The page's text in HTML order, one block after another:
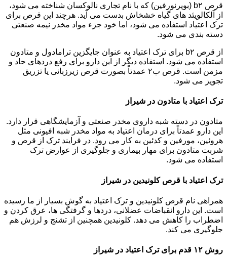
قرص b۲ (بوپرنورفین) که با نام تجاری نالوکسان شناخته می شود،
از آلکالویئد های گیاه خشخاش بدست می آید. هرچند این قرص برای
ترک اعتیاد استفاده می شود، اما خود جزء مواد مخدر نیمه صنعتی
دسته بندی می شود.
از قرص b۲ برای ترک اعتیاد به عنوان جایگزین ترامادول و متادون
استفاده می شود. استفاده دیگر از این دارو برای رفع دردهای حاد و
مزمن است. قرص ب۲ عمدتاً بصورت قرص زیرزبانی یا تزریق
تجویز می شود.
ترک اعتیاد با متادون در شیراز
متادون در دسته شبه داروی مخدر صنعتی و آزمایشگاهی قرار دارد.
این دارو عمدتاً برای درمان اعتیاد به مواد مخدر شبه افیونی مثل
هروئین، مورفین و کدئین به کار می رود. در فرایند ترک از قرص و
شربت متادون برای مهار بیماری و جلوگیری از عوارض ترک
استفاده می شود.
ترک اعتیاد با قرص کلونیدین در شیراز
همراهی نام قرص کلونیدین و ترک اعتیاد به گوش بسیار از ما رسیده
است. این دارو انقباضات عضلانی، دردها و گرفتگی ها، عرق کردن و
اضطراب را کاهش می دهد. کلونیدین همچنین از تشنج و لرزش هم
جلوگیری می کند.
روش ۱۲ قدم برای ترک اعتیاد در شیراز